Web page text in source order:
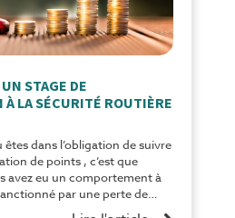
STAGE DE
LA SÉCURITÉ ROUTIÈRE
êtes dans l’obligation de suivre
de points , c’est que
avez eu un comportement à
par une perte de